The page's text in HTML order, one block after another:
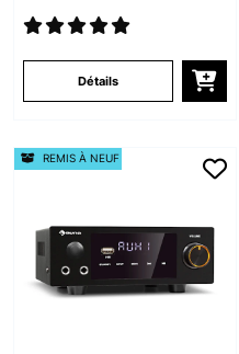
Détails
REMIS À NEUF